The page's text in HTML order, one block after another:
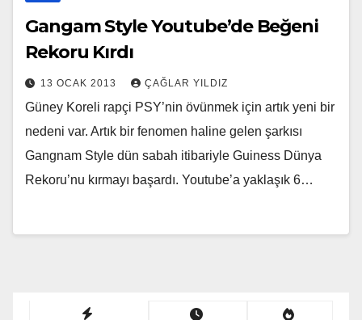
Gangam Style Youtube’de Beğeni
Rekoru Kırdı
13 OCAK 2013 ÇAĞLAR YILDIZ
Güney Koreli rapçi PSY’nin övünmek için artık yeni bir
nedeni var. Artık bir fenomen haline gelen şarkısı
Gangnam Style dün sabah itibariyle Guiness Dünya
Rekoru’nu kırmayı başardı. Youtube’a yaklaşık 6…